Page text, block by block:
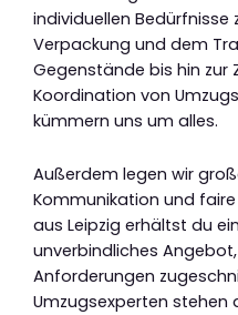
individuellen
Verpackung und dem
Gegenstände bis hin zur
Koordination von
kümmern uns um alles.
Außerdem legen wir
Kommunikation und faire
aus Leipzig erhältst du
unverbindliches
Anforderungen
Umzugsexperten